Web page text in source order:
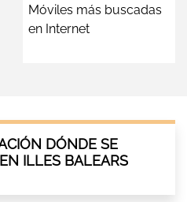
Móviles más buscadas
en Internet
DÓNDE SE
ILLES BALEARS